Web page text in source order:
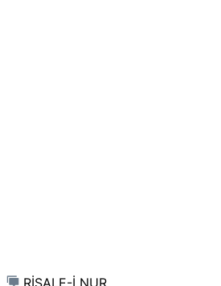
RİSALE-İ NUR